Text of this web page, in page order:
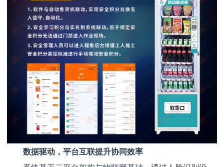
数据驱动，平台互联提升协同效率